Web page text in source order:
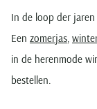
In de loop der
Een zomerjas
in de herenmode
bestellen.